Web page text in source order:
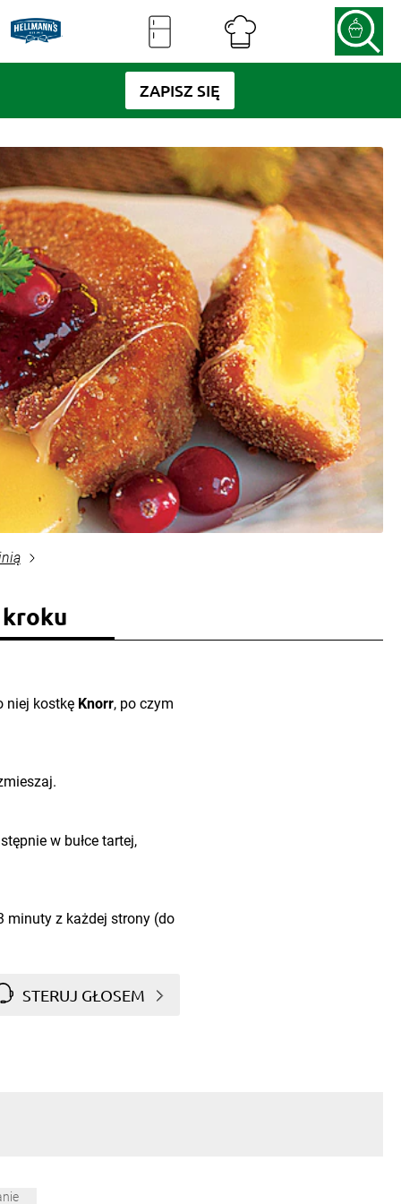
ZAPISZ SIĘ
niej kostkę Knorr, po czym
w bułce tartej,
minuty z każdej strony (do
STERUJ GŁOSEM